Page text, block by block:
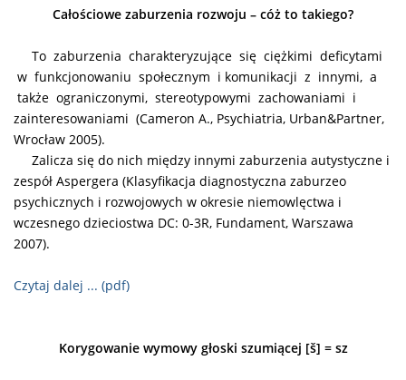
Całościowe zaburzenia rozwoju – cóż to takiego?
To zaburzenia charakteryzujące się ciężkimi deficytami
w funkcjonowaniu społecznym i komunikacji z innymi, a
także ograniczonymi, stereotypowymi zachowaniami i
zainteresowaniami (Cameron A., Psychiatria, Urban&Partner,
Wrocław 2005).
Zalicza się do nich między innymi zaburzenia autystyczne i
zespół Aspergera (Klasyfikacja diagnostyczna zaburzeo
psychicznych i rozwojowych w okresie niemowlęctwa i
wczesnego dzieciostwa DC: 0-3R, Fundament, Warszawa
2007).
Czytaj dalej ... (pdf)
Korygowanie wymowy głoski szumiącej [š] = sz